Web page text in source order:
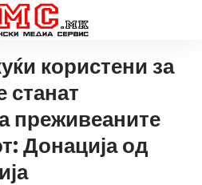
користени за
станат
преживеаните
Донација од